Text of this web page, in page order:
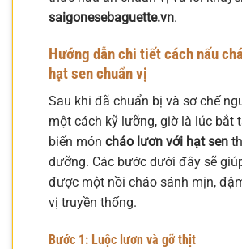
saigonesebaguette.vn.
Hướng dẫn chi tiết cách nấu
hạt sen chuẩn vị
Sau khi đã chuẩn bị và sơ chế
một cách kỹ lưỡng, giờ là lúc bắt
biến món cháo lươn với hạt sen
dưỡng. Các bước dưới đây sẽ
được một nồi cháo sánh mịn,
vị truyền thống.
Bước 1: Luộc lươn và gỡ thịt